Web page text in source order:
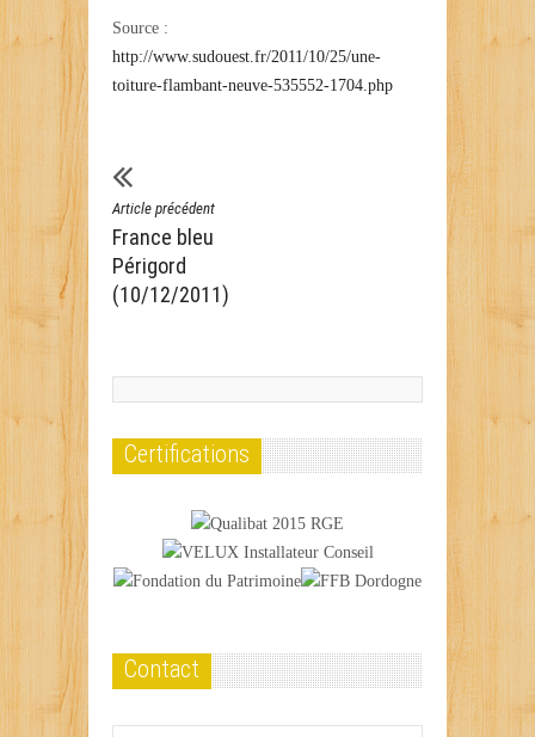
Source :
http://www.sudouest.fr/2011/10/25/une-
toiture-flambant-neuve-535552-1704.php
Article précédent
France bleu
Périgord
(10/12/2011)
Certifications
Contact